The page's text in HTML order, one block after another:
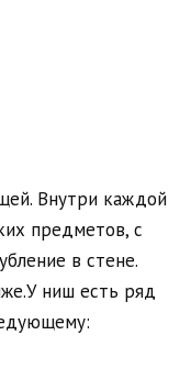
Внутри каждой
предметов, с
в стене.
ниш есть ряд